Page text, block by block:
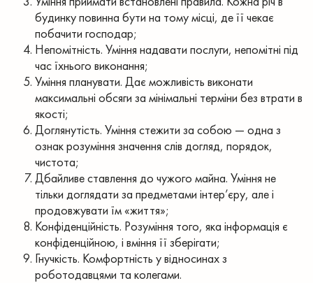
будинку повинна бути на тому місці, де її чекає
побачити господар;
Непомітність. Уміння надавати послуги, непомітні під
час їхнього виконання;
Уміння планувати. Дає можливість виконати
максимальні обсяги за мінімальні терміни без втрати в
якості;
Доглянутість. Уміння стежити за собою — одна з
ознак розуміння значення слів догляд, порядок,
чистота;
Дбайливе ставлення до чужого майна. Уміння не
тільки доглядати за предметами інтер’єру, але і
продовжувати їм «життя»;
Конфіденційність. Розуміння того, яка інформація є
конфіденційною, і вміння її зберігати;
Гнучкість. Комфортність у відносинах з
роботодавцями та колегами.